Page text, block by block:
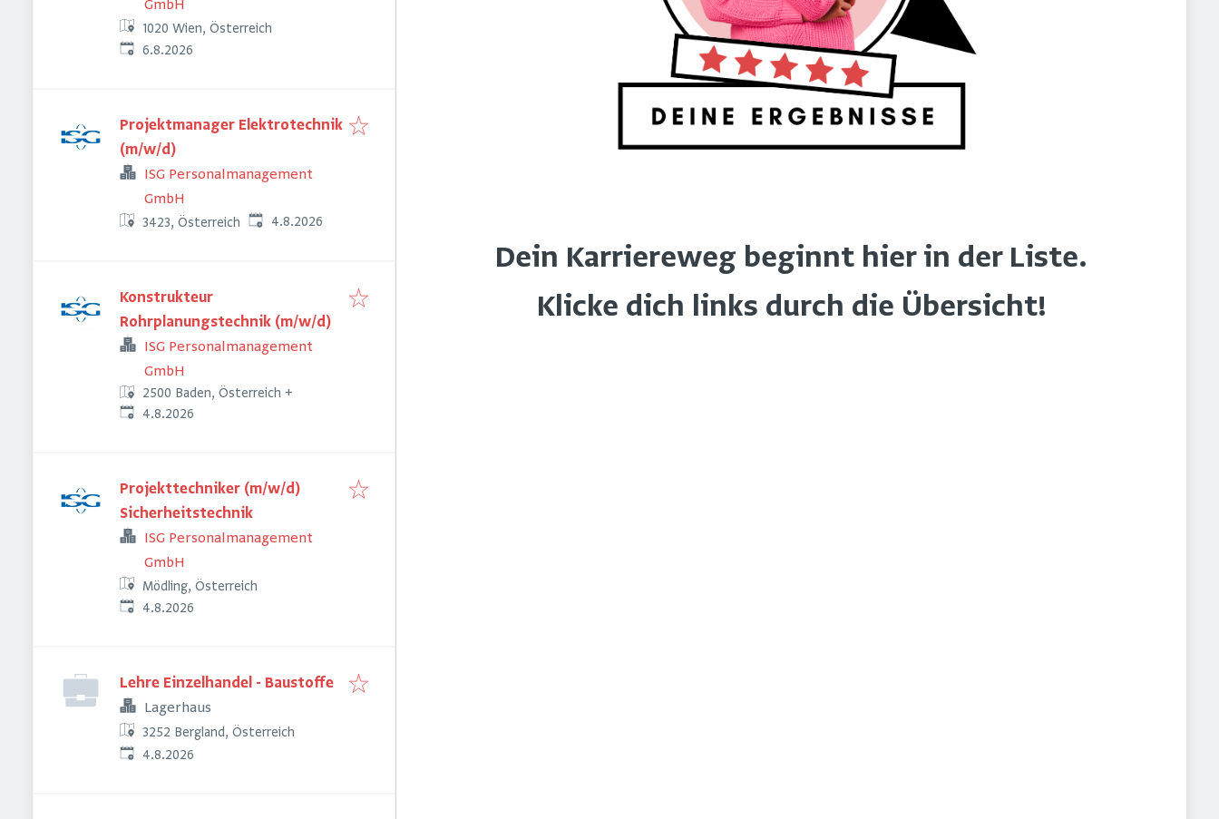
GmbH
1020 Wien, Österreich
Veröffentlicht
6.8.2026
Projektmanager Elektrotechnik
(m/w/d)
ISG Personalmanagement
GmbH
3423, Österreich Veröffentlicht
4.8.2026
Konstrukteur
Rohrplanungstechnik (m/w/d)
ISG Personalmanagement
GmbH
2500 Baden, Österreich +
Veröffentlicht
4.8.2026
Projekttechniker (m/w/d)
Sicherheitstechnik
ISG Personalmanagement
GmbH
Mödling, Österreich
Veröffentlicht
4.8.2026
Lehre Einzelhandel - Baustoffe
Lagerhaus
3252 Bergland, Österreich
Veröffentlicht
4.8.2026
Dein Karriereweg beginnt hier in der Liste.
Klicke dich links durch die Übersicht!